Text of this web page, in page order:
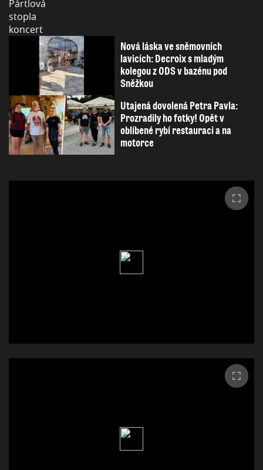
Nová láska ve sněmovních
lavicích: Decroix s mladým
kolegou z ODS v bazénu pod
Sněžkou
Utajená dovolená Petra Pavla:
Prozradily ho fotky! Opět v
oblíbené rybí restauraci a na
motorce